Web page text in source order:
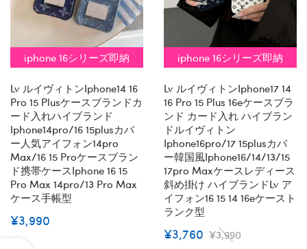
iphone 16シリーズ即納
Lv ルイヴィトンiphone14 16
Pro 15 Plusケースブランドカ
ード入れハイブランド
Iphone14pro/16 15plusカバ
ー人気アイフォン14pro
Max/16 15 Proケースブラン
ド携帯ケースiphone 16 15
Pro Max 14pro/13 Pro Max
ケース手帳型
¥3,990
iphone 16シリーズ即納
Lv ルイヴィトンiphone17 14
16 Pro 15 Plus 16eケースブラ
ンド カード入れ ハイブラン
ドルイヴィトン
Iphone16pro/17 15plusカバ
ー韓国風iphone16/14/13/15
17pro Maxケースレディース
斜め掛け ハイブランドlv ア
イフォン16 15 14 16eケースト
ランク型
¥3,760 ¥3,990